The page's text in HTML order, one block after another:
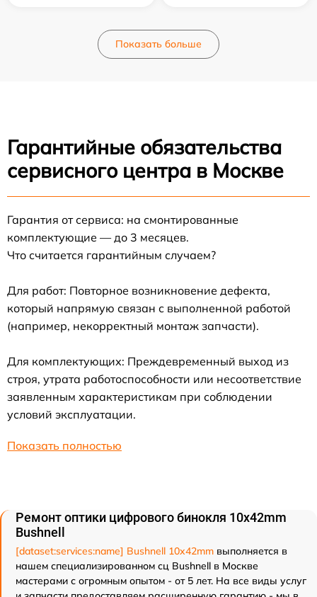
Показать больше
Гарантийные обязательства
сервисного центра в Москве
Гарантия от сервиса: на смонтированные
комплектующие — до 3 месяцев.
Что считается гарантийным случаем?
Для работ: Повторное возникновение дефекта,
который напрямую связан с выполненной работой
(например, некорректный монтаж запчасти).
Для комплектующих: Преждевременный выход из
строя, утрата работоспособности или несоответствие
заявленным характеристикам при соблюдении
условий эксплуатации.
Показать полностью
Ремонт оптики цифрового бинокля 10x42mm
Bushnell
[dataset:services:name] Bushnell 10x42mm выполняется в
нашем специализированном сц Bushnell в Москве
мастерами с огромным опытом - от 5 лет. На все виды услуг